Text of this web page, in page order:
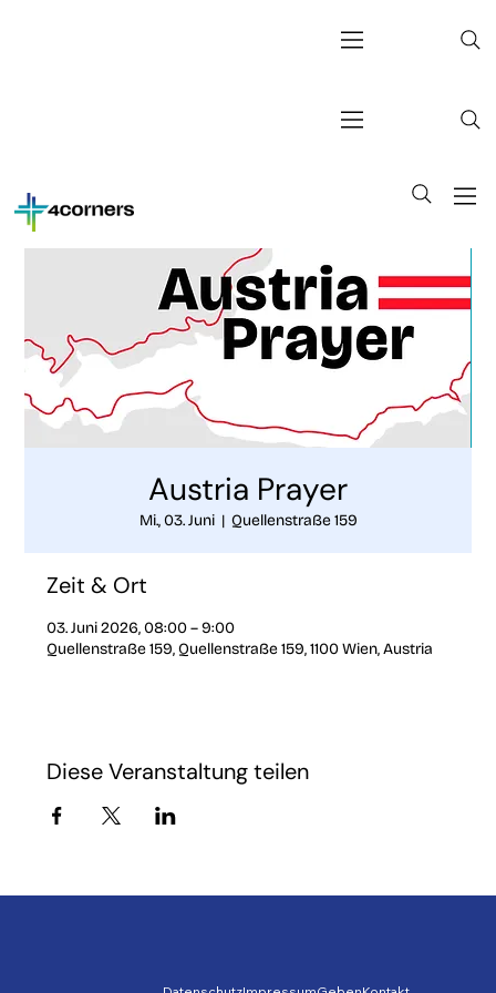
Austria Prayer
Mi., 03. Juni
  |
Quellenstraße 159
Zeit & Ort
03. Juni 2026, 08:00 – 9:00
Quellenstraße 159, Quellenstraße 159, 1100 Wien, Austria
Diese Veranstaltung teilen